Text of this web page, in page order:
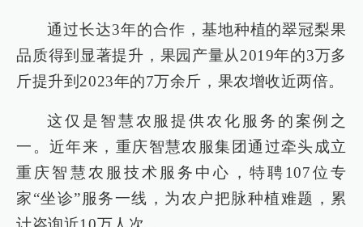
通过长达3年的合作，基地种植的翠冠梨果
品质得到显著提升，果园产量从2019年的3万多
斤提升到2023年的7万余斤，果农增收近两倍。
这仅是智慧农服提供农化服务的案例之
一。近年来，重庆智慧农服集团通过牵头成立
重庆智慧农服技术服务中心，特聘107位专
家“坐诊”服务一线，为农户把脉种植难题，累